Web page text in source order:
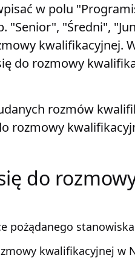
w polu
"Senior", "Średni",
kwalifikacyjnej.
do rozmowy
rozmów
rozmowy
do
pożądanego
kwalifikacyjnej w